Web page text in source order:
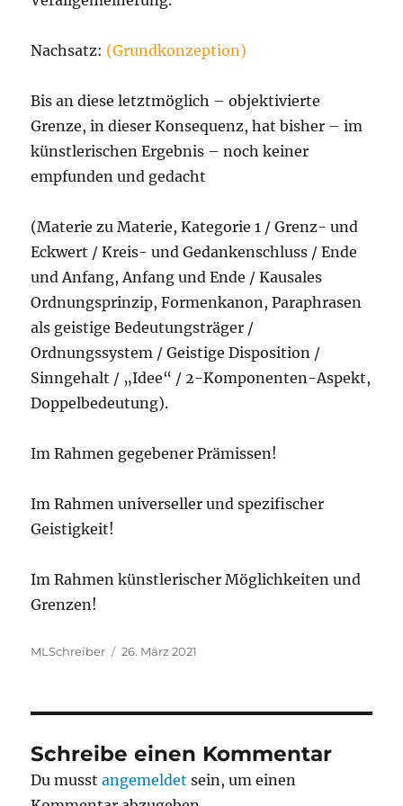
Nachsatz: (Grundkonzeption)
Bis an diese letztmöglich – objektivierte
Grenze, in dieser Konsequenz, hat bisher – im
künstlerischen Ergebnis – noch keiner
empfunden und gedacht
(Materie zu Materie, Kategorie 1 / Grenz- und
Eckwert / Kreis- und Gedankenschluss / Ende
und Anfang, Anfang und Ende / Kausales
Ordnungsprinzip, Formenkanon, Paraphrasen
als geistige Bedeutungsträger /
Ordnungssystem / Geistige Disposition /
Sinngehalt / „Idee“ / 2-Komponenten-Aspekt,
Doppelbedeutung).
Im Rahmen gegebener Prämissen!
Im Rahmen universeller und spezifischer
Geistigkeit!
Im Rahmen künstlerischer Möglichkeiten und
Grenzen!
Autor
MLSchreiber
Veröffentlicht
26. März 2021
Schreibe einen Kommentar
Du musstangemeldet sein, um einen